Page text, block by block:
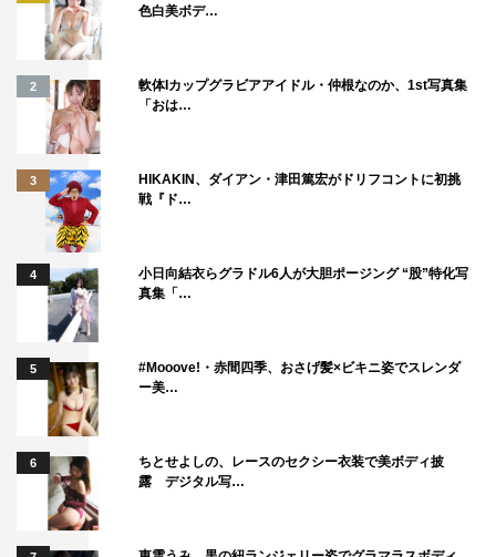
色白美ボデ…
2
軟体Iカップグラビアアイドル・仲根なのか、1st写真集
「おは…
3
HIKAKIN、ダイアン・津田篤宏がドリフコントに初挑
戦『ド…
4
小日向結衣らグラドル6人が大胆ポージング “股”特化写
真集「…
5
#Mooove!・赤間四季、おさげ髪×ビキニ姿でスレンダ
ー美…
6
ちとせよしの、レースのセクシー衣装で美ボディ披
露 デジタル写…